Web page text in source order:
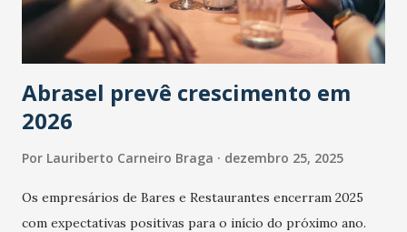
Abrasel prevê crescimento em
2026
Por Lauriberto Carneiro Braga dezembro 25, 2025
Os empresários de Bares e Restaurantes encerram 2025
com expectativas positivas para o início do próximo ano.